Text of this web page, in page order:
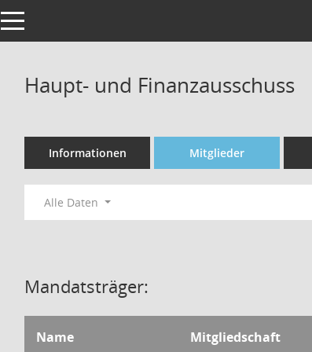
Toggle navigation
Haupt- und Finanzausschuss
Informationen Mitglieder
Alle Daten
Mandatsträger:
Name Mitgliedschaft